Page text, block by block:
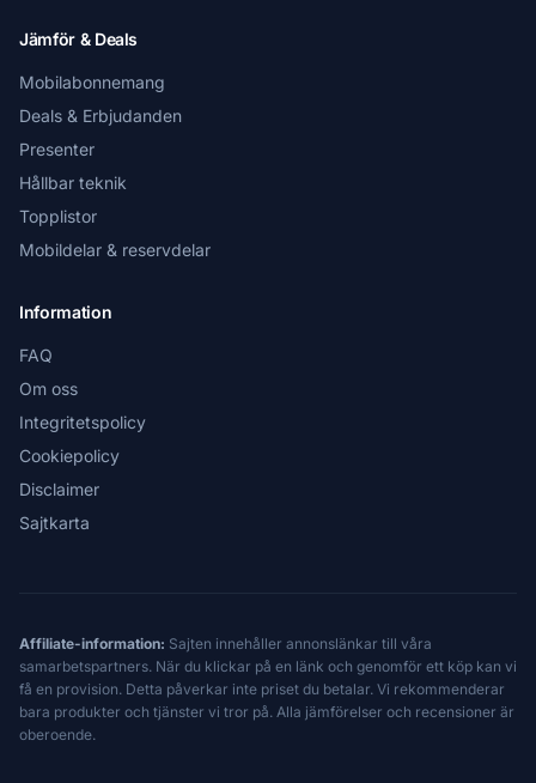
Jämför & Deals
Mobilabonnemang
Deals & Erbjudanden
Presenter
Hållbar teknik
Topplistor
Mobildelar & reservdelar
Information
FAQ
Om oss
Integritetspolicy
Cookiepolicy
Disclaimer
Sajtkarta
Affiliate-information: Sajten innehåller annonslänkar till våra
samarbetspartners. När du klickar på en länk och genomför ett köp kan vi
få en provision. Detta påverkar inte priset du betalar. Vi rekommenderar
bara produkter och tjänster vi tror på. Alla jämförelser och recensioner är
oberoende.